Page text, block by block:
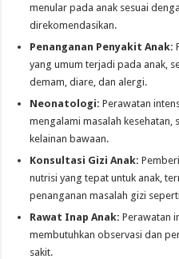
menular pada anak sesuai
direkomendasikan.
Penanganan Penyakit Anak:
yang umum terjadi pada anak,
demam, diare, dan alergi.
Neonatologi: Perawatan
mengalami masalah kesehatan,
kelainan bawaan.
Konsultasi Gizi Anak:
nutrisi yang tepat untuk anak,
penanganan masalah gizi
Rawat Inap Anak: Perawatan
membutuhkan observasi dan
sakit.